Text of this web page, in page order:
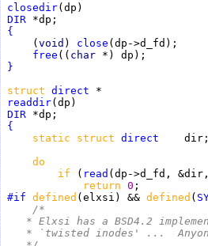
closedir
DIR
{
     (
void ) close
free (( char
}
struct direct
readdir
DIR
{
static struct direct
do
if ( read (dp->d_fd,
return 0
#if defined (elxsi) && defined (
/*
* Elxsi has a BSD4.2
* `twisted inodes' ...